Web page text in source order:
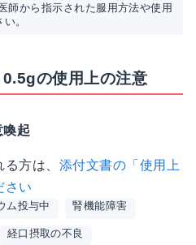
師から指示された服用方法や使用
。
の使用上の注意
喚起
方は、 添付文書の「使用上
さい
ム投与中 腎機能障害
経口摂取の不良